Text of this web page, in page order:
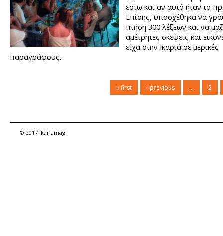
έστω και αν αυτό ήταν το
Επίσης, υποσχέθηκα να
πτήση 300 λέξεων και να
αμέτρητες σκέψεις και
είχα στην Ικαριά σε μερικές
παραγράφους.
« first ‹ previous … 2
© 2017 ikariamag